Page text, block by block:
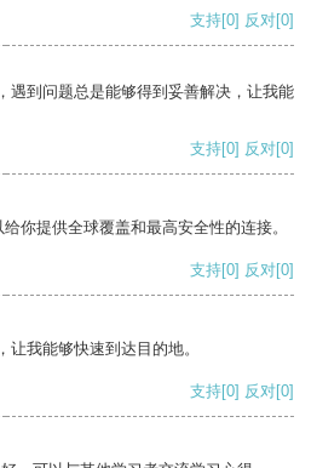
支持[0] 反对[0]
遇到问题总是能够得到妥善解决，让我能
支持[0] 反对[0]
你提供全球覆盖和最高安全性的连接。
支持[0] 反对[0]
我能够快速到达目的地。
支持[0] 反对[0]